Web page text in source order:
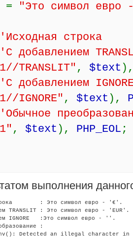
= "Это символ
'Исходная
'С добавлением
TRANSLIT", $text
'С добавлением
IGNORE" , $text ),
'Обычное
, $text ), PHP_EOL ;
выполнения
: Это символ евро - '€'.
TRANSLIT : Это символ евро - 'EUR'.
IGNORE   :Это символ евро - ''.
: